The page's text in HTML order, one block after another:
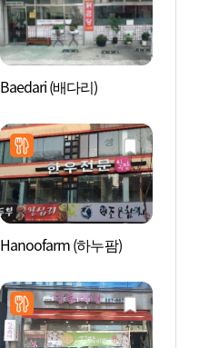
Baedari (배다리)
Hanoofarm (하누팜)